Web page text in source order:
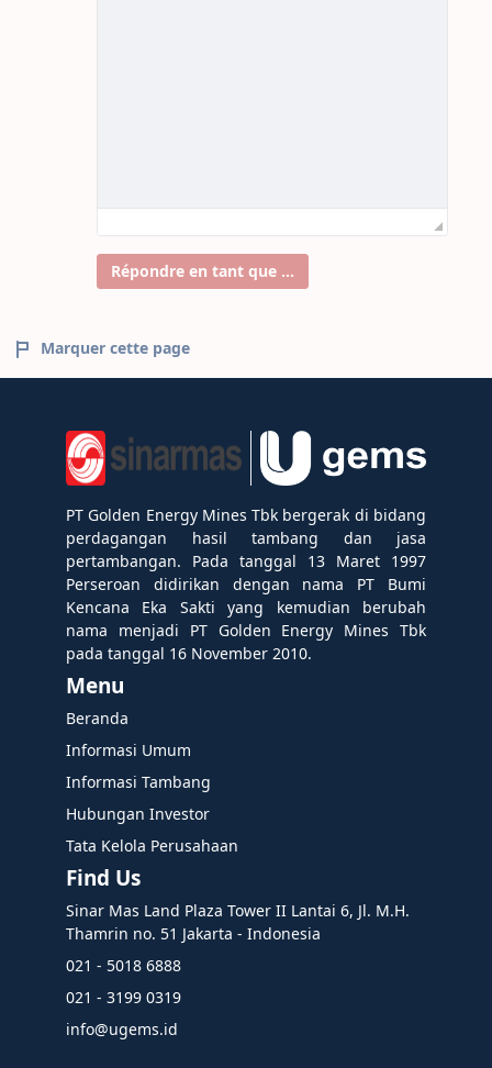
Répondre en tant que ...
Marquer cette page
PT Golden Energy Mines Tbk bergerak di bidang
perdagangan hasil tambang dan jasa
pertambangan. Pada tanggal 13 Maret 1997
Perseroan didirikan dengan nama PT Bumi
Kencana Eka Sakti yang kemudian berubah
nama menjadi PT Golden Energy Mines Tbk
pada tanggal 16 November 2010.
Menu
Beranda
Informasi Umum
Informasi Tambang
Hubungan Investor
Tata Kelola Perusahaan
Find Us
Sinar Mas Land Plaza Tower II Lantai 6, Jl. M.H.
Thamrin no. 51 Jakarta - Indonesia
021 - 5018 6888
021 - 3199 0319
info@ugems.id